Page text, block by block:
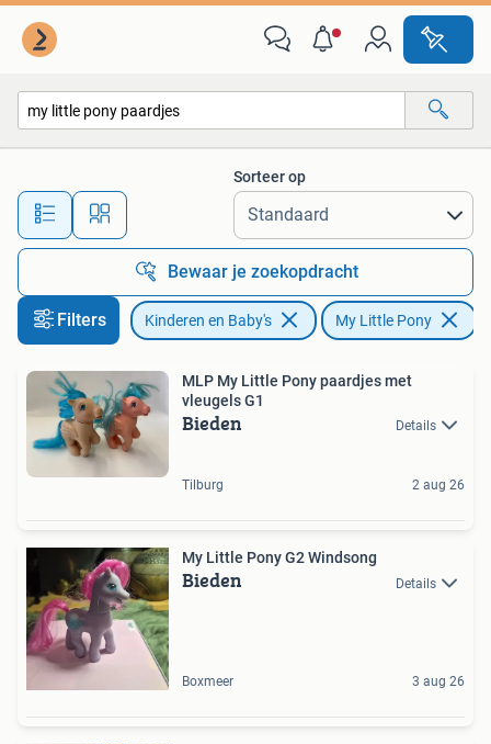
Alle afstanden…
Sorteer op
Bewaar je zoekopdracht
Filters Kinderen en Baby's My Little Pony
MLP My Little Pony paardjes met
vleugels G1
Bieden Details
Tilburg 2 aug 26
My Little Pony G2 Windsong
Bieden Details
Boxmeer 3 aug 26